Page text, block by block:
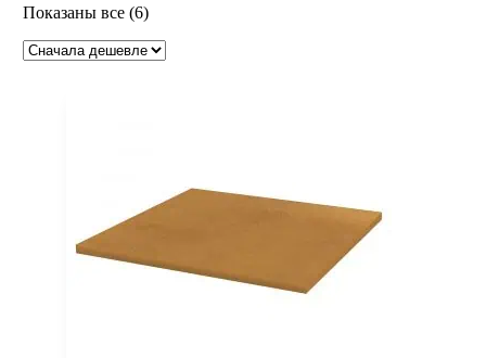
Показаны все (6)Цены:
возрастанию